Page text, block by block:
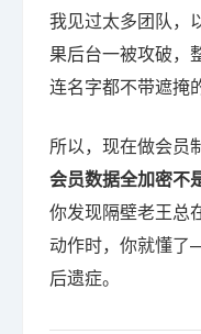
我见过太多团队，
果后台一被攻破，
连名字都不带遮掩
所以，现在做会员
会员数据全加密不
你发现隔壁老王总
动作时，你就懂
后遗症。